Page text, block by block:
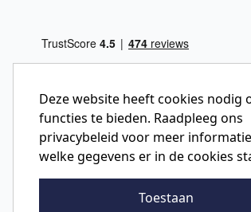
Deze website heeft cookies nodig
functies te bieden. Raadpleeg ons
privacybeleid voor meer
welke gegevens er in de cookies
Toestaan